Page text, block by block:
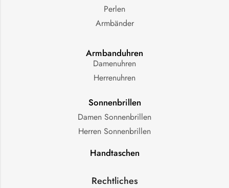
Perlen
Armbänder
Armbanduhren
Damenuhren
Herrenuhren
Sonnenbrillen
Damen Sonnenbrillen
Herren Sonnenbrillen
Handtaschen
Rechtliches